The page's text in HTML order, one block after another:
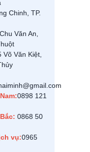
Chinh, TP.
Văn An,
Võ Văn Kiệt,
0898 121
0868 50
vụ:0965